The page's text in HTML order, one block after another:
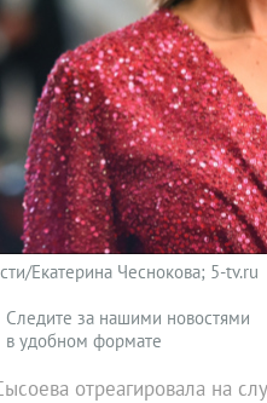
Екатерина Чеснокова; 5-tv.ru
Следите за нашими новостями
в удобном формате
отреагировала на